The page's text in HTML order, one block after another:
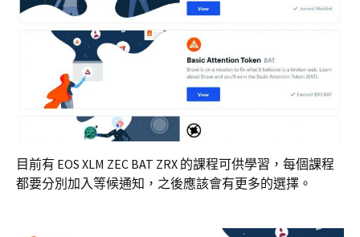
目前有 EOS XLM ZEC BAT ZRX 的課程可供學習，每個課程
都要分別加入等候通知，之後應該會有更多的選擇。